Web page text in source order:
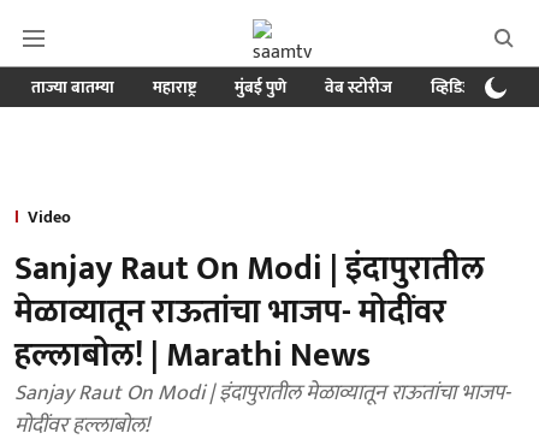
ताज्या बातम्या महाराष्ट्र मुंबई पुणे वेब स्टोरीज व्हिडिओ
Video
Sanjay Raut On Modi | इंदापुरातील
मेळाव्यातून राऊतांचा भाजप- मोदींवर
हल्लाबोल! | Marathi News
Sanjay Raut On Modi | इंदापुरातील मेळाव्यातून राऊतांचा भाजप-
मोदींवर हल्लाबोल!